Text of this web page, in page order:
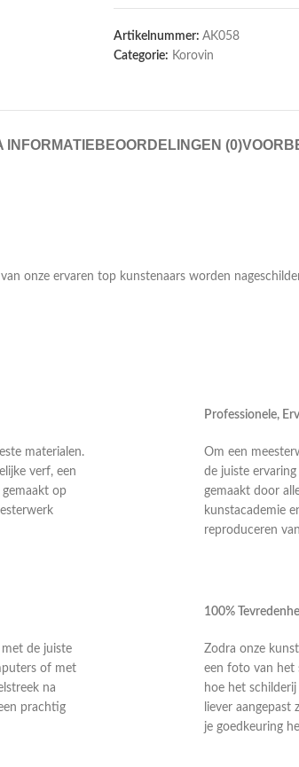
Artikelnummer: AK058
Categorie: Korovin
INFORMATIE BEOORDELINGEN (0)
onze ervaren top kunstenaars worden
materialen.
verf, een
op
de juiste
of met
na
prachtig
Professionele,
Om een
de juiste
gemaakt door
kunstacademie
reproduceren
100%
Zodra onze
een foto van het
hoe het
liever
je goedkeuring